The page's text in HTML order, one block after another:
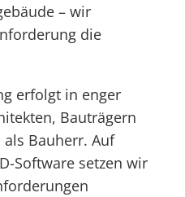
– wir
die
erfolgt in enger
Bauträgern
Bauherr. Auf
Software setzen wir